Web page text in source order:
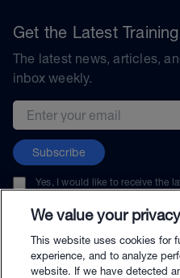
Get the Latest
The latest news, articles,
inbox weekly.
Email address
Subscribe
Yes, I would like to receive the
unsubscribe at any time.
We value your
This website uses cookies for
experience, and to analyze
website. If we have detected